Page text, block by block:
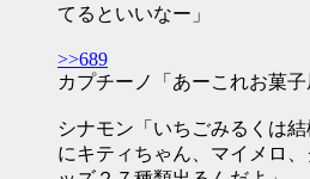
てるといいなー」
>>689
カプチーノ「あーこれお菓子
シナモン「いちごみるくは
にキティちゃん、マイメロ